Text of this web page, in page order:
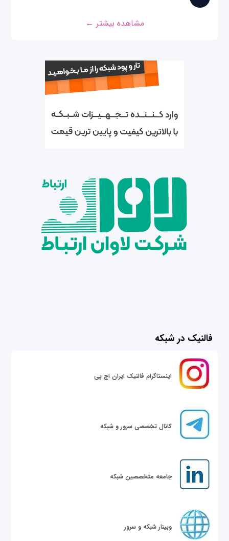
مشاهده بیشتر ←
فالنیک در شبکه
اینستاگرام فالنیک ایران اچ پی
کانال تخصصی سرور و شبکه
جامعه متخصصین شبکه
وبینار شبکه و سرور